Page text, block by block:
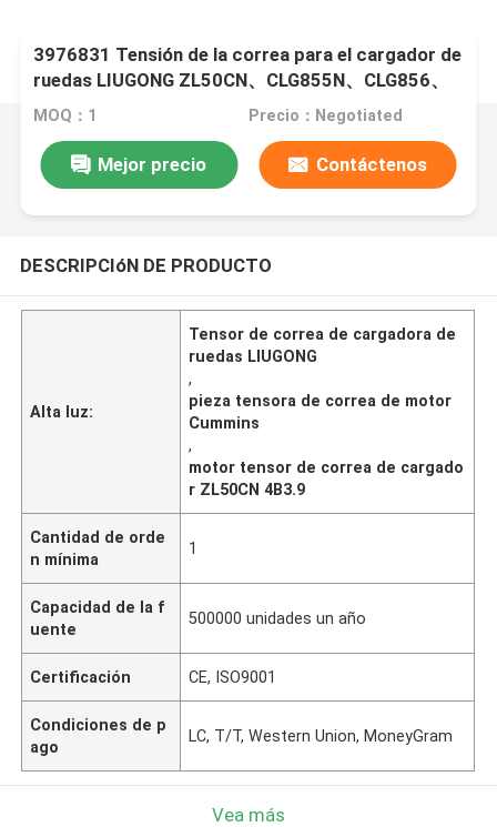
3976831 Tensión de la correa para el cargador de
ruedas LIUGONG ZL50CN、CLG855N、CLG856、
CLG850 Motor 4B3.9、4B4.5、6B5.9、6B6.7
MOQ：1 Precio：Negotiated
Mejor precio Contáctenos
DESCRIPCIóN DE PRODUCTO
Alta luz:
Tensor de correa de cargadora de
ruedas LIUGONG
,
pieza tensora de correa de motor
Cummins
,
motor tensor de correa de cargado
r ZL50CN 4B3.9
Cantidad de orde
n mínima
1
Capacidad de la f
uente
500000 unidades un año
Certificación CE, ISO9001
Condiciones de p
ago
LC, T/T, Western Union, MoneyGram
Vea más